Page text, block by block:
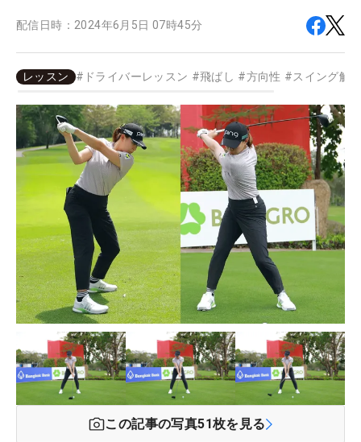
配信日時： 2024年6月5日 07時45分
レッスン # ドライバーレッスン #飛ばし #方向性 #スイング解
この記事の写真51枚を見る